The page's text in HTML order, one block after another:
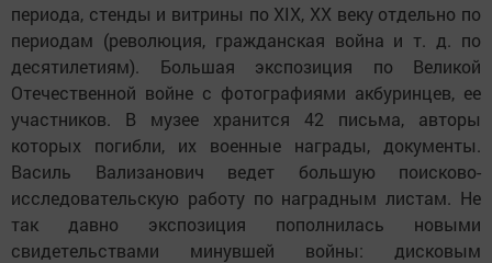
периода, стенды и витрины по XIX, ХХ веку отдельно по
периодам (революция, гражданская война и т. д. по
десятилетиям). Большая экспозиция по Великой
Отечественной войне с фотографиями акбуринцев, ее
участников. В музее хранится 42 письма, авторы
которых погибли, их военные награды, документы.
Василь Вализанович ведет большую поисково-
исследовательскую работу по наградным листам. Не
так давно экспозиция пополнилась новыми
свидетельствами минувшей войны: дисковым